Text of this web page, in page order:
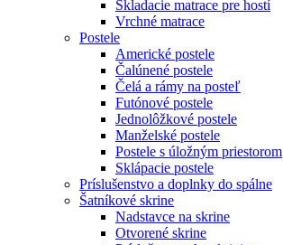
Skladacie matrace pre hostí
Vrchné matrace
Postele
Americké postele
Čalúnené postele
Čelá a rámy na posteľ
Futónové postele
Jednolôžkové postele
Manželské postele
Postele s úložným priestorom
Sklápacie postele
Príslušenstvo a doplnky do spálne
Šatníkové skrine
Nadstavce na skrine
Otvorené skrine